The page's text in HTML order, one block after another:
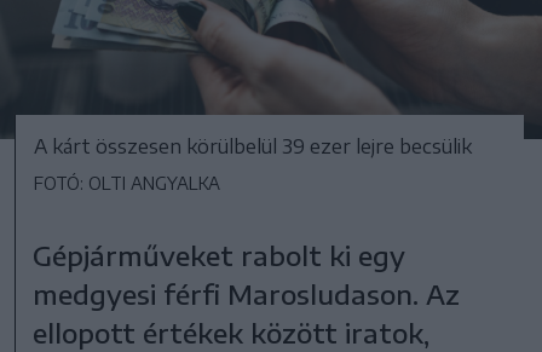
A kárt összesen körülbelül 39 ezer lejre becsülik
FOTÓ: OLTI ANGYALKA
Gépjárműveket rabolt ki egy
medgyesi férfi Marosludason. Az
ellopott értékek között iratok,